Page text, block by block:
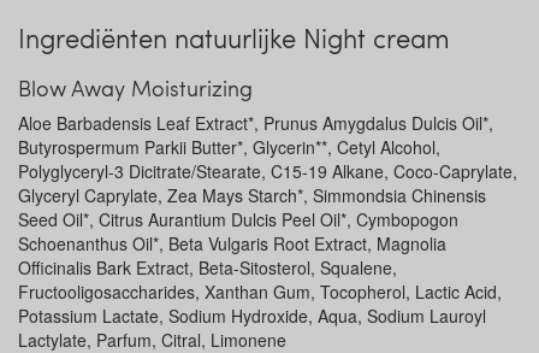
Ingrediënten natuurlijke Night cream
Blow Away Moisturizing
Aloe Barbadensis Leaf Extract*, Prunus Amygdalus Dulcis Oil*,
Butyrospermum Parkii Butter*, Glycerin**, Cetyl Alcohol,
Polyglyceryl-3 Dicitrate/Stearate, C15-19 Alkane, Coco-Caprylate,
Glyceryl Caprylate, Zea Mays Starch*, Simmondsia Chinensis
Seed Oil*, Citrus Aurantium Dulcis Peel Oil*, Cymbopogon
Schoenanthus Oil*, Beta Vulgaris Root Extract, Magnolia
Officinalis Bark Extract, Beta-Sitosterol, Squalene,
Fructooligosaccharides, Xanthan Gum, Tocopherol, Lactic Acid,
Potassium Lactate, Sodium Hydroxide, Aqua, Sodium Lauroyl
Lactylate, Parfum, Citral, Limonene